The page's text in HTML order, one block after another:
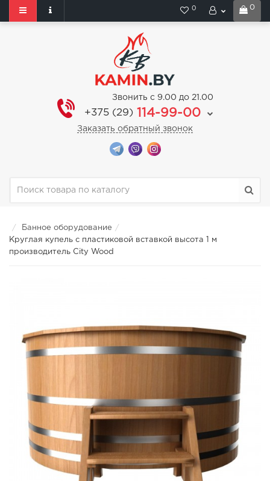
0
0
Звонить с 9.00 до 21.00
+375 (29) 114-99-00
Заказать обратный звонок
Банное оборудование
Круглая купель с пластиковой вставкой высота 1 м
производитель City Wood